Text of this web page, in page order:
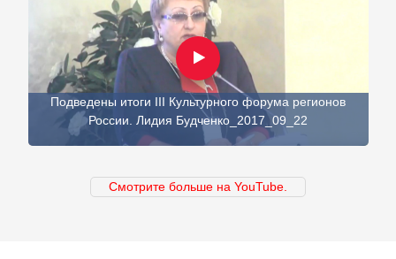
Подведены итоги III Культурного форума регионов
России. Лидия Будченко_2017_09_22
Смотрите больше на YouTube.